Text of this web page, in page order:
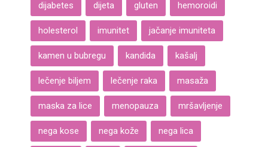
dijabetes dijeta gluten hemoroidi
holesterol imunitet jačanje imuniteta
kamen u bubregu kandida kašalj
lečenje biljem lečenje raka masaža
maska za lice menopauza mršavljenje
nega kose nega kože nega lica